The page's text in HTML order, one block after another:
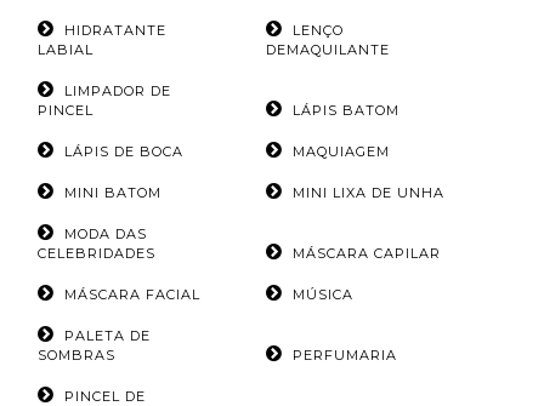
HIDRATANTE
LABIAL
LENÇO
DEMAQUILANTE
LIMPADOR DE
PINCEL
LÁPIS BATOM
LÁPIS DE BOCA MAQUIAGEM
MINI BATOM MINI LIXA DE UNHA
MODA DAS
CELEBRIDADES
MÁSCARA CAPILAR
MÁSCARA FACIAL MÚSICA
PALETA DE
SOMBRAS
PERFUMARIA
PINCEL DE